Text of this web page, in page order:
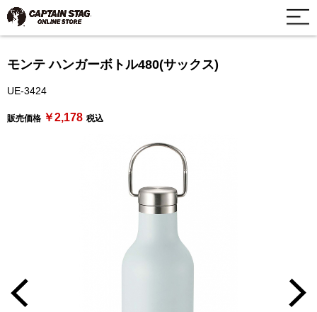
モンテ ハンガーボトル480(サックス)
UE-3424
販売価格 ￥2,178 税込